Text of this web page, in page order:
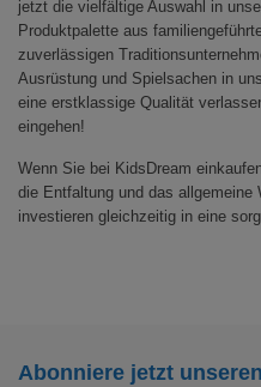
jetzt die vielfältige Auswahl in
Produktpalette aus
zuverlässigen
Ausrüstung und Spielsachen in
eine erstklassige Qualität
eingehen!
Wenn Sie bei KidsDream
die Entfaltung und das allgemeine
investieren gleichzeitig in eine
Abonniere jetzt